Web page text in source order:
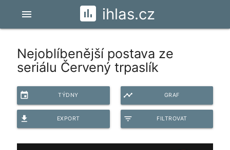
ihlas.cz
menu
Nejoblíbenější postava ze
seriálu Červený trpaslík
event TÝDNY timeline GRAF
file_download EXPORT filter_list FILTROVAT